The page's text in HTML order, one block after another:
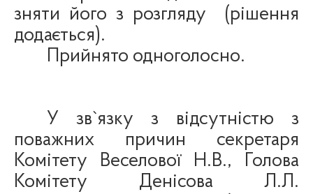
зняти його з розгляду
(рішення
додається).
Прийнято одноголосно.
У зв`язку з відсутністю з
поважних причин секретаря
Комітету
ВеселовоїН.В., Голова
Комітету Денісова Л.Л.